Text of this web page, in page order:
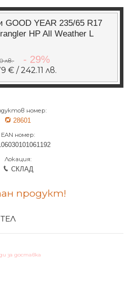
GOOD YEAR 235/65 R17
HP All Weather L
лв. - 29%
€ / 242.11 лв.
номер:
28601
EAN номер:
Локация:
СКЛАД
продукт!
за доставка